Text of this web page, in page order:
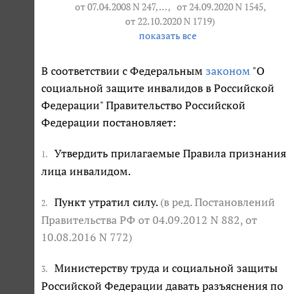
от 07.04.2008 N 247, … , от 24.09.2020 N 1545,
от 22.10.2020 N 1719)
показать все
В соответствии с Федеральным законом "О
социальной защите инвалидов в Российской
Федерации" Правительство Российской
Федерации постановляет:
1.
Утвердить прилагаемые Правила признания
лица инвалидом.
2. Пункт утратил силу. (в ред. Постановлений
Правительства РФ от 04.09.2012 N 882, от
10.08.2016 N 772)
3.
Министерству труда и социальной защиты
Российской Федерации давать разъяснения по